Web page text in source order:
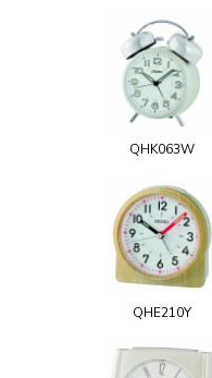
QHK063W
QHE210Y